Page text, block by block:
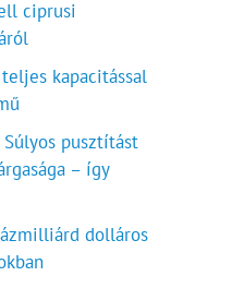
ciprusi
kapacitással
pusztítást
– így
dolláros